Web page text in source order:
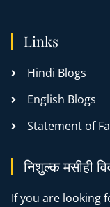
Links
Hindi Blogs
English Blogs
Statement of
निशुल्क मसीही
If you are looking